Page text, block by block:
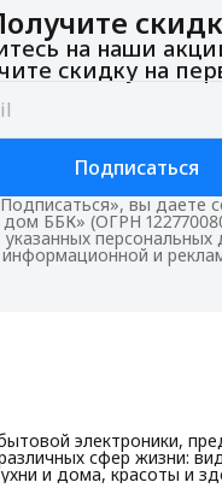
на наши
скидку на
Подписаться
вы даете
ББК» (ОГРН
персональных
и
электроники,
сфер жизни:
и дома, красоты и